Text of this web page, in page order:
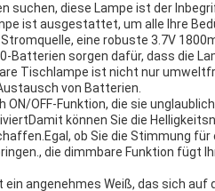
suchen, diese Lampe ist der
ist ausgestattet, um alle Ihre
eine robuste 3.7V
Batterien sorgen dafür, dass die
Tischlampe ist nicht nur
von Batterien.
OFF-Funktion, die sie
können Sie die
ob Sie die Stimmung
die dimmbare Funktion fügt
angenehmes Weiß, das sich